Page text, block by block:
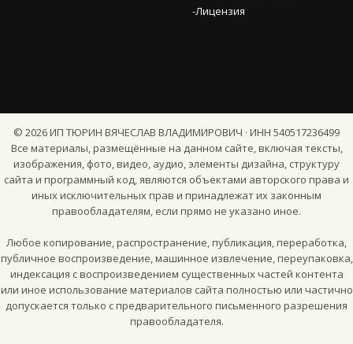
-Лицензия
© 2026ИП ТЮРИН ВЯЧЕСЛАВ ВЛАДИМИРОВИЧ · ИНН 540517236499
Все материалы, размещённые на данном сайте, включая тексты,
изображения, фото, видео, аудио, элементы дизайна, структуру
сайта и программный код, являются объектами авторского права и
иных исключительных прав и принадлежат их законным
правообладателям, если прямо не указано иное.
Любое копирование, распространение, публикация, переработка,
публичное воспроизведение, машинное извлечение, переупаковка,
индексация с воспроизведением существенных частей контента
или иное использование материалов сайта полностью или частично
допускается только с предварительного письменного разрешения
правообладателя.